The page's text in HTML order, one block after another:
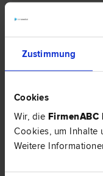
Zustimmung
Cookies
Wir, die FirmenABC
Cookies, um Inhalte
Weitere
Dr. Marco FIEL
Arbeits­recht |
Schadenersatz- und
6800 Feldkirch
Liechtensteinerstraße
0 Bewertungen